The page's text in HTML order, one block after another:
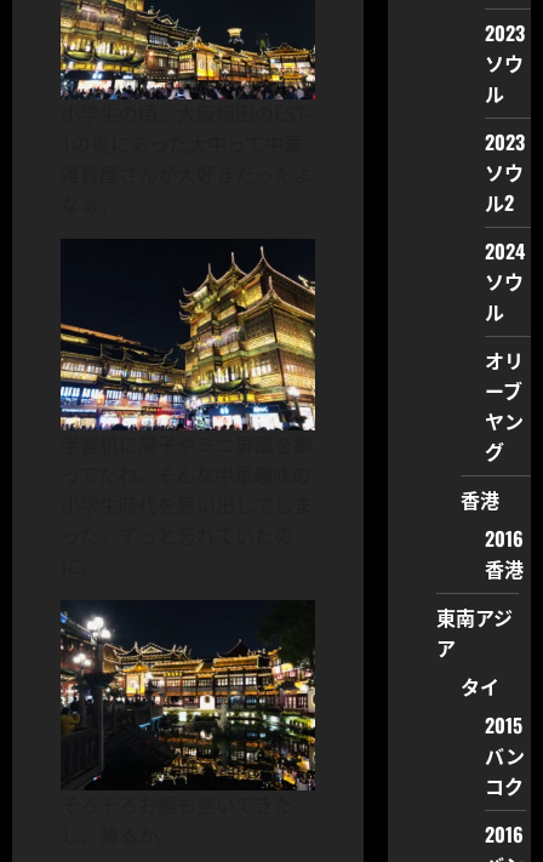
2023
ソウ
ル
2023
ソウ
ル2
2024
ソウ
ル
オリ
ーブ
ヤン
グ
香港
2016
香港
東南アジ
ア
タイ
2015
バン
コク
2016